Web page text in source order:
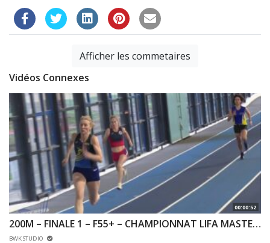
Afficher les commetaires
Vidéos Connexes
00:00:52
200M – FINALE 1 – F55+ – CHAMPIONNAT LIFA MASTER INDOOR 12/01/2019 – EAUBONNE
BWK STUDIO